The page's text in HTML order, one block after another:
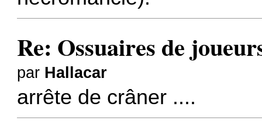
Re: Ossuaires de
par Hallacar
arrête de crâner ....